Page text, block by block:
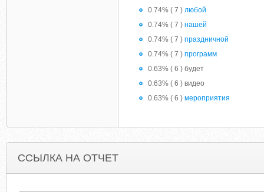
0.74% ( 7 ) любой
0.74% ( 7 ) нашей
0.74% ( 7 ) праздничной
0.74% ( 7 ) программ
0.63% ( 6 ) будет
0.63% ( 6 ) видео
0.63% ( 6 ) мероприятия
ССЫЛКА НА ОТЧЕТ